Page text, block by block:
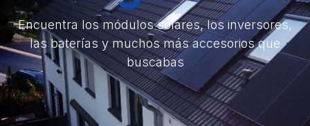
Encuentra los módulos solares, los inversores,
las baterías y muchos más accesorios que
buscabas